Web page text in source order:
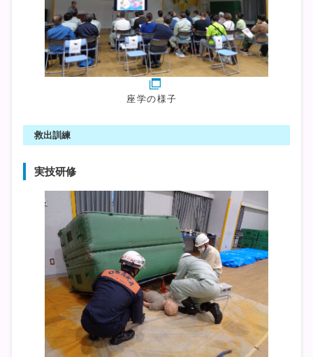
座学の様子
救出訓練
実技研修